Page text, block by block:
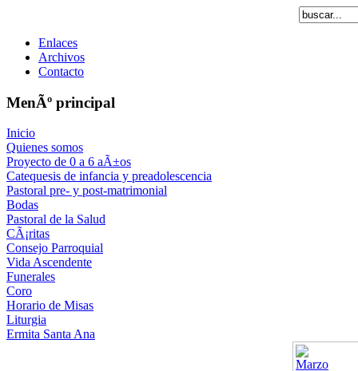
Enlaces
Archivos
Contacto
MenÃº principal
Inicio
Quienes somos
Proyecto de 0 a 6 aÃ±os
Catequesis de infancia y preadolescencia
Pastoral pre- y post-matrimonial
Bodas
Pastoral de la Salud
CÃ¡ritas
Consejo Parroquial
Vida Ascendente
Funerales
Coro
Horario de Misas
Liturgia
Ermita Santa Ana